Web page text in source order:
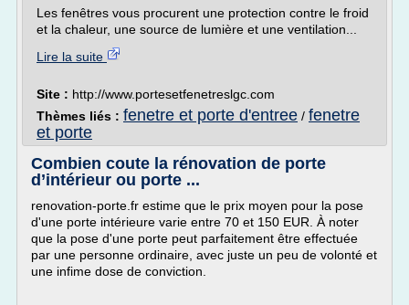
Les fenêtres vous procurent une protection contre le froid
et la chaleur, une source de lumière et une ventilation...
Lire la suite
Site : http://www.portesetfenetreslgc.com
Thèmes liés : fenetre et porte d'entree / fenetre
et porte
Combien coute la rénovation de porte
d’intérieur ou porte ...
renovation-porte.fr estime que le prix moyen pour la pose
d'une porte intérieure varie entre 70 et 150 EUR. À noter
que la pose d'une porte peut parfaitement être effectuée
par une personne ordinaire, avec juste un peu de volonté et
une infime dose de conviction.